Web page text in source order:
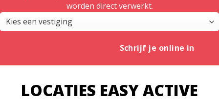
worden direct verwerkt.
Schrijf je online in
LOCATIES EASY ACTIVE